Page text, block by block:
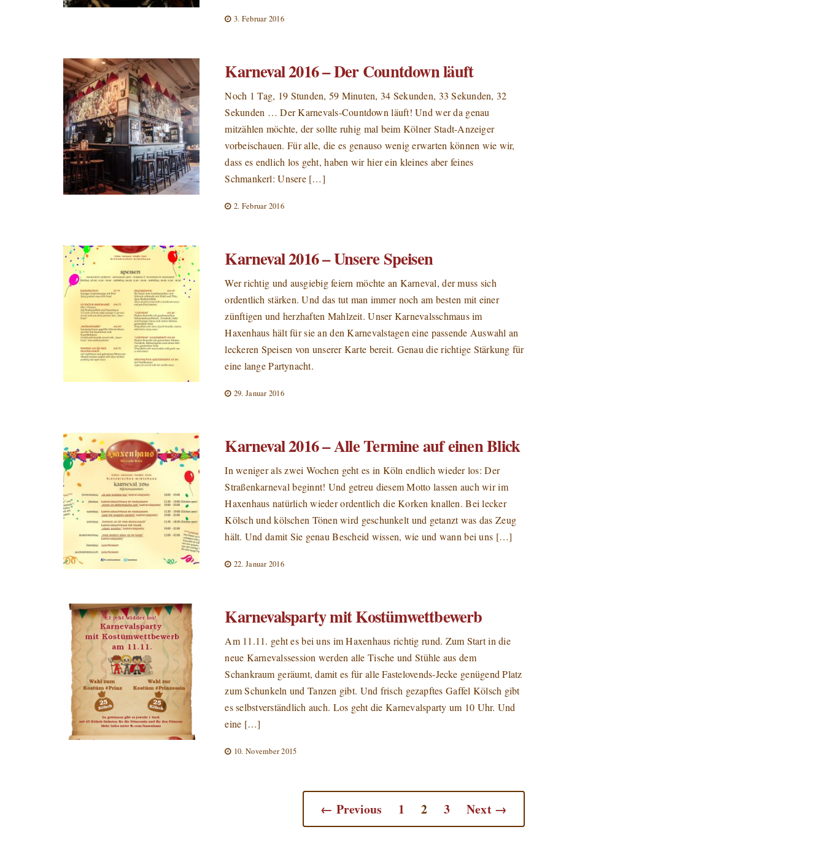
3. Februar 2016
Karneval 2016 – Der Countdown läuft
Noch 1 Tag, 19 Stunden, 59 Minuten, 34 Sekunden, 33 Sekunden, 32
Sekunden … Der Karnevals-Countdown läuft! Und wer da genau
mitzählen möchte, der sollte ruhig mal beim Kölner Stadt-Anzeiger
vorbeischauen. Für alle, die es genauso wenig erwarten können wie wir,
dass es endlich los geht, haben wir hier ein kleines aber feines
Schmankerl: Unsere […]
2. Februar 2016
Karneval 2016 – Unsere Speisen
Wer richtig und ausgiebig feiern möchte an Karneval, der muss sich
ordentlich stärken. Und das tut man immer noch am besten mit einer
zünftigen und herzhaften Mahlzeit. Unser Karnevalsschmaus im
Haxenhaus hält für sie an den Karnevalstagen eine passende Auswahl an
leckeren Speisen von unserer Karte bereit. Genau die richtige Stärkung für
eine lange Partynacht.
29. Januar 2016
Karneval 2016 – Alle Termine auf einen Blick
In weniger als zwei Wochen geht es in Köln endlich wieder los: Der
Straßenkarneval beginnt! Und getreu diesem Motto lassen auch wir im
Haxenhaus natürlich wieder ordentlich die Korken knallen. Bei lecker
Kölsch und kölschen Tönen wird geschunkelt und getanzt was das Zeug
hält. Und damit Sie genau Bescheid wissen, wie und wann bei uns […]
22. Januar 2016
Karnevalsparty mit Kostümwettbewerb
Am 11.11. geht es bei uns im Haxenhaus richtig rund. Zum Start in die
neue Karnevalssession werden alle Tische und Stühle aus dem
Schankraum geräumt, damit es für alle Fastelovends-Jecke genügend Platz
zum Schunkeln und Tanzen gibt. Und frisch gezapftes Gaffel Kölsch gibt
es selbstverständlich auch. Los geht die Karnevalsparty um 10 Uhr. Und
eine […]
10. November 2015
← Previous 1 2 3 Next →